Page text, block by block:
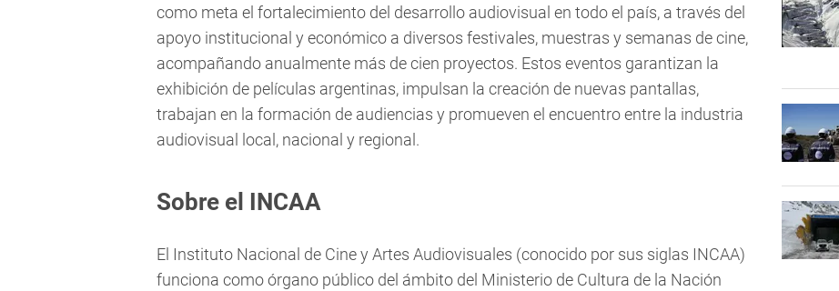
como meta el fortalecimiento del desarrollo audiovisual en todo el país, a través del
apoyo institucional y económico a diversos festivales, muestras y semanas de cine,
acompañando anualmente más de cien proyectos. Estos eventos garantizan la
exhibición de películas argentinas, impulsan la creación de nuevas pantallas,
trabajan en la formación de audiencias y promueven el encuentro entre la industria
audiovisual local, nacional y regional.
Sobre el INCAA
El Instituto Nacional de Cine y Artes Audiovisuales (conocido por sus siglas INCAA)
funciona como órgano público del ámbito del Ministerio de Cultura de la Nación